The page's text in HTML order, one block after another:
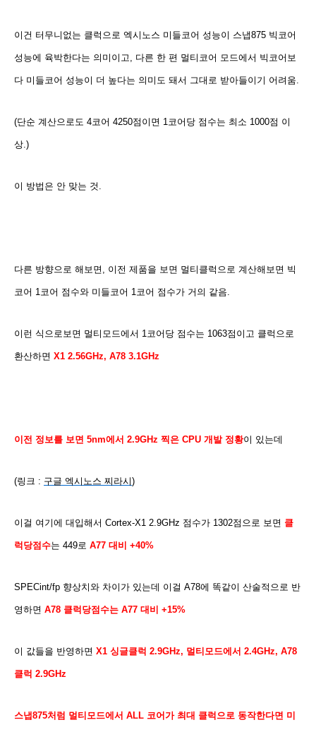
이건 터무니없는 클럭으로 엑시노스 미들코어 성능이 스냅875 빅코어
성능에 육박한다는 의미이고, 다른 한 편 멀티코어 모드에서 빅코어보
다 미들코어 성능이 더 높다는 의미도 돼서 그대로 받아들이기 어려움.
(단순 계산으로도 4코어 4250점이면 1코어당 점수는 최소 1000점 이
상.)
이 방법은 안 맞는 것.
다른 방향으로 해보면, 이전 제품을 보면 멀티클럭으로 계산해보면 빅
코어 1코어 점수와 미들코어 1코어 점수가 거의 같음.
이런 식으로보면 멀티모드에서 1코어당 점수는 1063점이고 클럭으로
환산하면 X1 2.56GHz, A78 3.1GHz
이전 정보를 보면 5nm에서 2.9GHz 찍은 CPU 개발 정황이 있는데
(링크 : 구글 엑시노스 찌라시)
이걸 여기에 대입해서 Cortex-X1 2.9GHz 점수가 1302점으로 보면 클
럭당점수는 449로 A77 대비 +40%
SPECint/fp 향상치와 차이가 있는데 이걸 A78에 똑같이 산술적으로 반
영하면 A78 클럭당점수는 A77 대비 +15%
이 값들을 반영하면 X1 싱글클럭 2.9GHz, 멀티모드에서 2.4GHz, A78
클럭 2.9GHz
스냅875처럼 멀티모드에서 ALL 코어가 최대 클럭으로 동작한다면 미